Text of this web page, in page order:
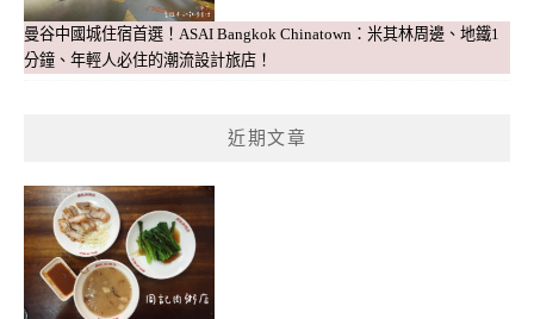
曼谷中國城住宿首選！ASAI Bangkok Chinatown：米其林周邊、地鐵1
分鐘、年輕人必住的潮流設計旅店！
近期文章